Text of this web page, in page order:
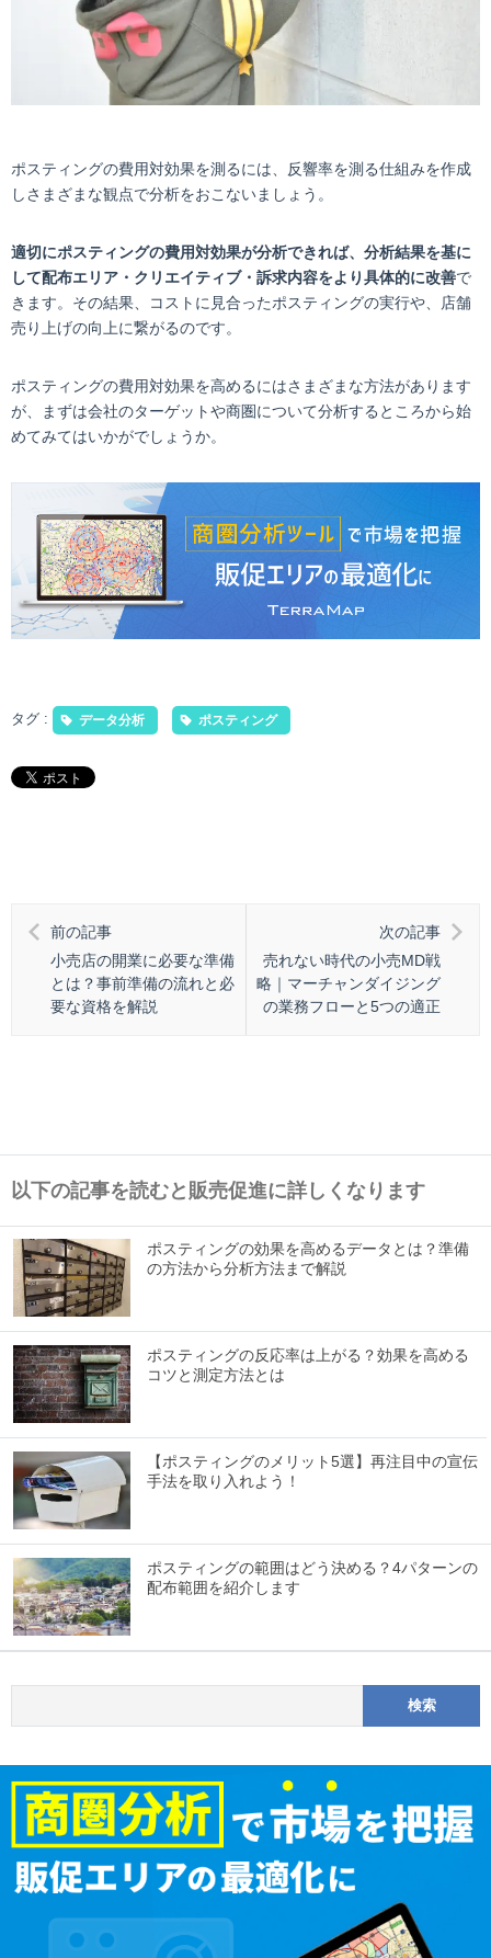
ポスティングの費用対効果を測るには、反響率を測る仕組みを作成
しさまざまな観点で分析をおこないましょう。
適切にポスティングの費用対効果が分析できれば、分析結果を基に
して配布エリア・クリエイティブ・訴求内容をより具体的に改善で
きます。その結果、コストに見合ったポスティングの実行や、店舗
売り上げの向上に繋がるのです。
ポスティングの費用対効果を高めるにはさまざまな方法があります
が、まずは会社のターゲットや商圏について分析するところから始
めてみてはいかがでしょうか。
タグ : データ分析 ポスティング
前の記事
小売店の開業に必要な準備
とは？事前準備の流れと必
要な資格を解説
次の記事
売れない時代の小売MD戦
略｜マーチャンダイジング
の業務フローと5つの適正
以下の記事を読むと販売促進に詳しくなります
ポスティングの効果を高めるデータとは？準備
の方法から分析方法まで解説
ポスティングの反応率は上がる？効果を高める
コツと測定方法とは
【ポスティングのメリット5選】再注目中の宣伝
手法を取り入れよう！
ポスティングの範囲はどう決める？4パターンの
配布範囲を紹介します